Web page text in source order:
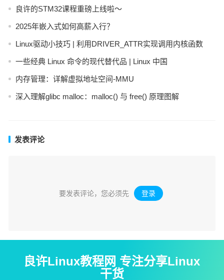
良许的STM32课程重磅上线啦～
2025年嵌入式如何高薪入行？
Linux驱动小技巧 | 利用DRIVER_ATTR实现调用内核函数
一些经典 Linux 命令的现代替代品 | Linux 中国
内存管理：详解虚拟地址空间-MMU
深入理解glibc malloc：malloc() 与 free() 原理图解
发表评论
要发表评论，您必须先 登录 。
良许Linux教程网 专注分享Linux
干货